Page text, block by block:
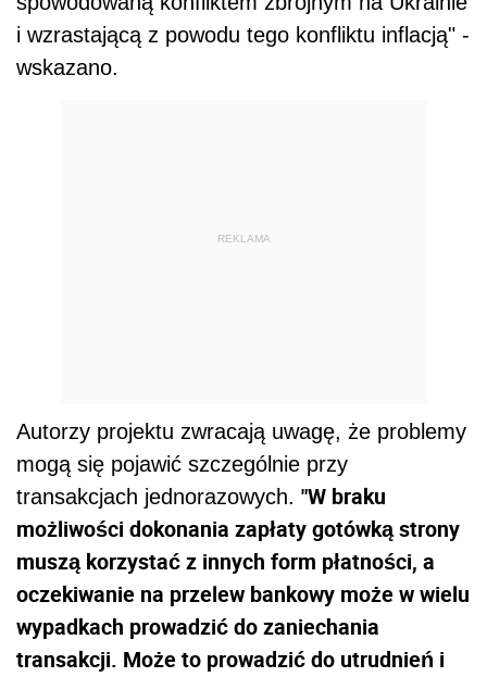
i wzrastającą z powodu tego konfliktu inflacją" -
wskazano.
REKLAMA
Autorzy projektu zwracają uwagę, że problemy
mogą się pojawić szczególnie przy
transakcjach jednorazowych. "W braku
możliwości dokonania zapłaty gotówką strony
muszą korzystać z innych form płatności, a
oczekiwanie na przelew bankowy może w wielu
wypadkach prowadzić do zaniechania
transakcji. Może to prowadzić do utrudnień i